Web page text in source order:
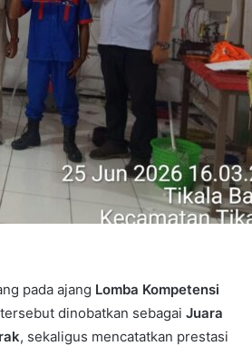
pada ajang Lomba Kompetensi
dinobatkan sebagai Juara
, sekaligus mencatatkan prestasi